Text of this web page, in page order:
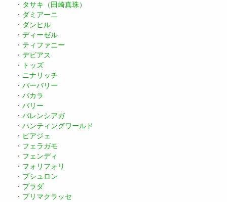
・ タサキ（田崎真珠）
・ ダミアーニ
・ ダンヒル
・ ディーゼル
・ ティファニー
・ デビアス
・
トッズ
・ ニナリッチ
・ バーバリー
・ バカラ
・ バリー
・ バレンシアガ
・ ハンティングワールド
・ ピアジェ
・ フェラガモ
・ フェンディ
・ フォリフォリ
・ ブシュロン
・ プラダ
・ プリマクラッセ